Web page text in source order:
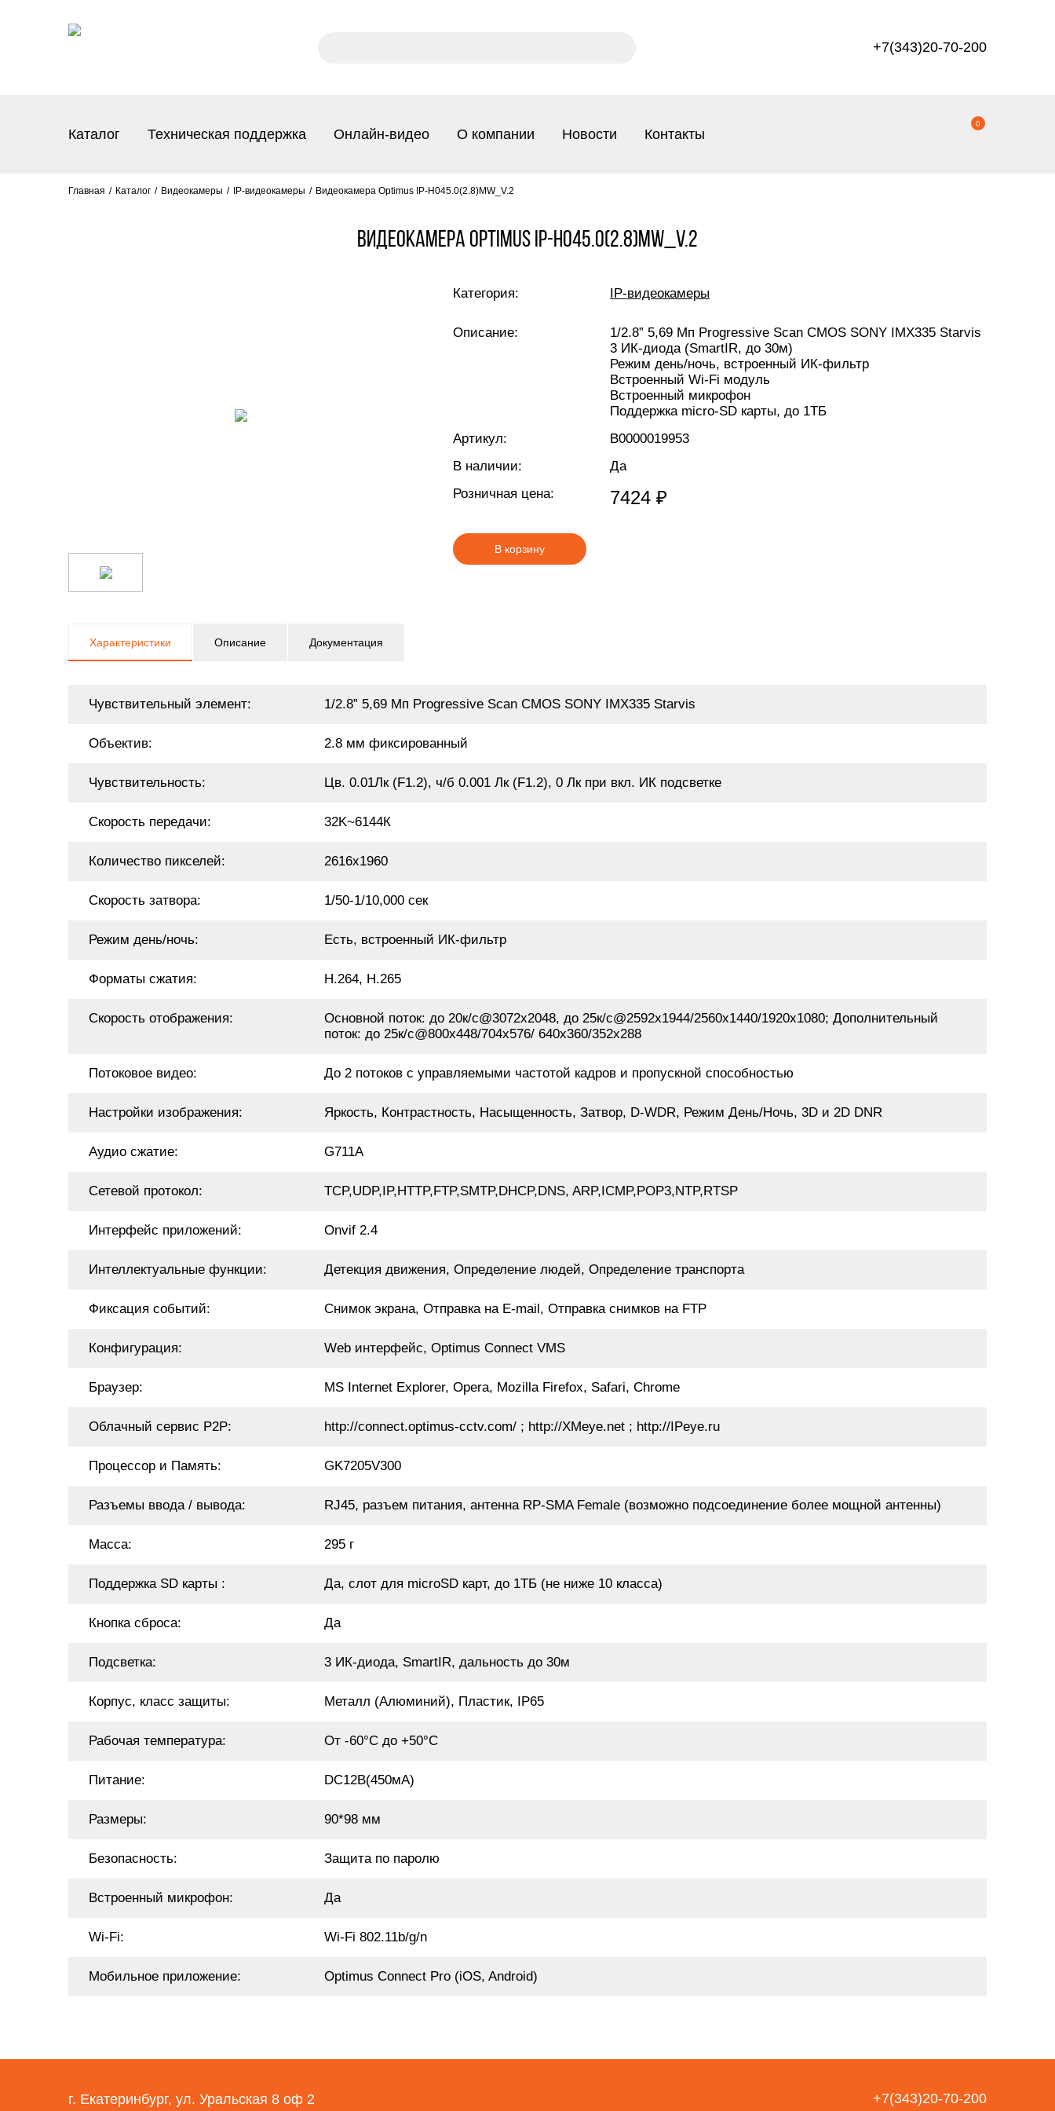
+7(343)20-70-200
Каталог Техническая поддержка Онлайн-видео О компании Новости Контакты
0
Главная Каталог Видеокамеры IP-видеокамеры Видеокамера Optimus IP-H045.0(2.8)MW_V.2
Видеокамера Optimus IP-H045.0(2.8)MW_V.2
Категория: IP-видеокамеры
Описание:
1/2.8” 5,69 Мп Progressive Scan CMOS SONY IMX335 Starvis
3 ИК-диода (SmartIR, до 30м)
Режим день/ночь, встроенный ИК-фильтр
Встроенный Wi-Fi модуль
Встроенный микрофон
Поддержка micro-SD карты, до 1ТБ
Артикул:
В0000019953
В наличии:
Да
Розничная цена:
7424 ₽
В корзину
Характеристики Описание Документация
Чувствительный элемент: 1/2.8” 5,69 Мп Progressive Scan CMOS SONY IMX335 Starvis
Объектив: 2.8 мм фиксированный
Чувствительность: Цв. 0.01Лк (F1.2), ч/б 0.001 Лк (F1.2), 0 Лк при вкл. ИК подсветке
Скорость передачи: 32K~6144К
Количество пикселей: 2616х1960
Скорость затвора: 1/50-1/10,000 сек
Режим день/ночь: Есть, встроенный ИК-фильтр
Форматы сжатия: H.264, H.265
Скорость отображения:
Основной поток: до 20к/с@3072х2048, до 25к/с@2592х1944/2560x1440/1920х1080; Дополнительный
поток: до 25к/с@800x448/704х576/ 640x360/352х288
Потоковое видео: До 2 потоков с управляемыми частотой кадров и пропускной способностью
Настройки изображения: Яркость, Контрастность, Насыщенность, Затвор, D-WDR, Режим День/Ночь, 3D и 2D DNR
Аудио сжатие: G711A
Сетевой протокол: TCP,UDP,IP,HTTP,FTP,SMTP,DHCP,DNS, ARP,ICMP,POP3,NTP,RTSP
Интерфейс приложений: Onvif 2.4
Интеллектуальные функции: Детекция движения, Определение людей, Определение транспорта
Фиксация событий: Снимок экрана, Отправка на E-mail, Отправка снимков на FTP
Конфигурация: Web интерфейс, Optimus Connect VMS
Браузер: MS Internet Explorer, Opera, Mozilla Firefox, Safari, Chrome
Облачный сервис P2P: http://connect.optimus-cctv.com/ ; http://XMeye.net ; http://IPeye.ru
Процессор и Память: GK7205V300
Разъемы ввода / вывода: RJ45, разъем питания, антенна RP-SMA Female (возможно подсоединение более мощной антенны)
Масса: 295 г
Поддержка SD карты : Да, слот для microSD карт, до 1ТБ (не ниже 10 класса)
Кнопка сброса: Да
Подсветка: 3 ИК-диода, SmartIR, дальность до 30м
Корпус, класс защиты: Металл (Алюминий), Пластик, IP65
Рабочая температура: От -60°С до +50°С
Питание: DC12В(450мА)
Размеры: 90*98 мм
Безопасность: Защита по паролю
Встроенный микрофон: Да
Wi-Fi: Wi-Fi 802.11b/g/n
Мобильное приложение: Optimus Connect Pro (iOS, Android)
г. Екатеринбург, ул. Уральская 8 оф 2 +7(343)20-70-200